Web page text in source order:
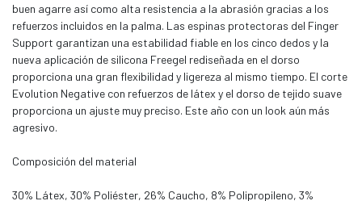
buen agarre así como alta resistencia a la abrasión gracias a los
refuerzos incluidos en la palma. Las espinas protectoras del Finger
Support garantizan una estabilidad fiable en los cinco dedos y la
nueva aplicación de silicona Freegel rediseñada en el dorso
proporciona una gran flexibilidad y ligereza al mismo tiempo. El corte
Evolution Negative con refuerzos de látex y el dorso de tejido suave
proporciona un ajuste muy preciso. Este año con un look aún más
agresivo.
Composición del material
30% Látex, 30% Poliéster, 26% Caucho, 8% Polipropileno, 3%